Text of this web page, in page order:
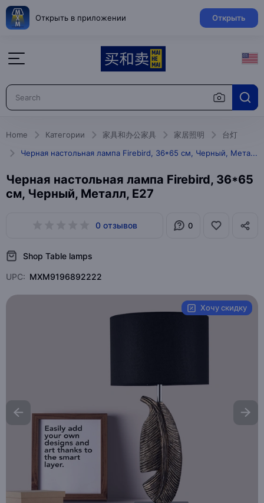
Открыть в приложении Открыть
Home Категории 家具和办公家具 家居照明
台灯
Черная настольная лампа Firebird, 36*65 см, Черный, Металл, E27
Черная настольная лампа Firebird, 36*65
см, Черный, Металл, E27
0 отзывов 0
Shop Table lamps
UPC: MXM9196892222
Хочу скидку